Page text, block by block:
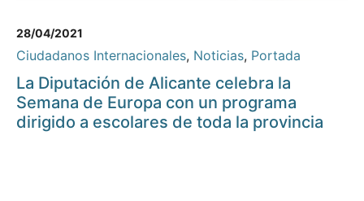
28/04/2021
Ciudadanos Internacionales, Noticias, Portada
La Diputación de Alicante celebra la
Semana de Europa con un programa
dirigido a escolares de toda la provincia